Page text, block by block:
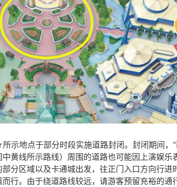
示地点于部分时段实施道路封闭。封闭期间，
中黄线所示路线）周围的道路也可能因上演娱
部分区域以及卡通城出发，往正门入口方向行
行。由于绕道路线较远，请游客预留充裕的通